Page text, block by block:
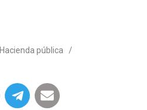
Hacienda pública
/